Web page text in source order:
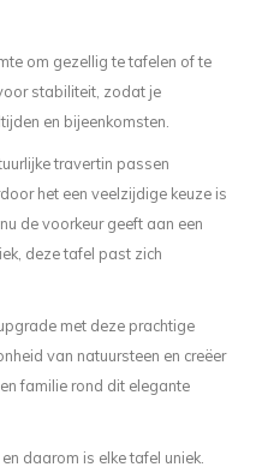
om gezellig te tafelen of te
stabiliteit, zodat je
en bijeenkomsten.
travertin passen
het een veelzijdige keuze is
de voorkeur geeft aan een
deze tafel past zich
met deze prachtige
van natuursteen en creëer
familie rond dit elegante
daarom is elke tafel uniek.